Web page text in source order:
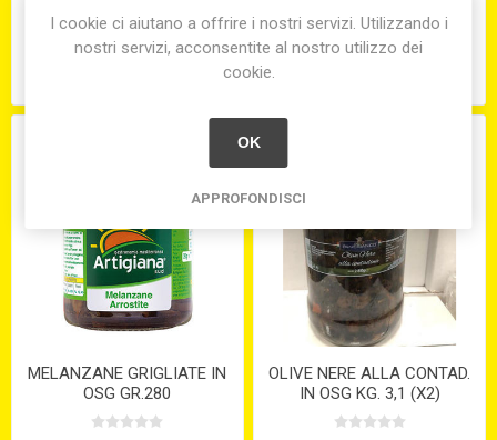
SECCHIELLO KG.5
O.S.G. VASO KG. 3,1
ARTIGIANA
MELANZANE GRIGLIATE IN
OSG GR.280
OLIVE NERE ALLA CONTAD.
IN OSG KG. 3,1 (X2)
I cookie ci aiutano a offrire i nostri servizi. Utilizzando i
nostri servizi, acconsentite al nostro utilizzo dei
cookie.
OK
APPROFONDISCI